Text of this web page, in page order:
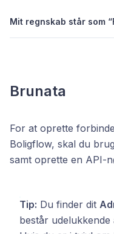
Mit regnskab står som
Brunata
For at oprette
Boligflow, skal du
samt oprette en API-
Tip: Du finder dit
består